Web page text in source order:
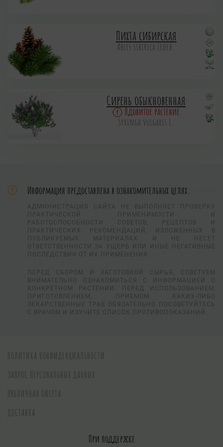
Пихта сибирская
Abies sibirica Ledeb.
Сирень обыкновенная
Ядовитое растение
Syringa vulgaris L.
Информация предоставлена в ознакомительных целях.
АДМИНИСТРАЦИЯ САЙТА НЕ ВЫПОЛНЯЕТ ПРОВЕРКУ
ПРАКТИЧЕСКОЙ ПРИМЕНИМОСТИ И
РАБОТОСПОСОБНОСТИ СОВЕТОВ, РЕЦЕПТОВ И
ПРАКТИЧЕСКИХ РЕКОМЕНДАЦИЙ, ИЗЛОЖЕННЫХ В
ПУБЛИКУЕМЫХ МАТЕРИАЛАХ И НЕ НЕСЕТ
ОТВЕТСТВЕННОСТИ ЗА УЩЕРБ ИЛИ ИНЫЕ НЕГАТИВНЫЕ
ПОСЛЕДСТВИЯ ОТ ИХ ПРИМЕНЕНИЯ.
ПЕРЕД СБОРОМ И ЗАГОТОВКОЙ СЫРЬЯ, СОВЕТУЕМ
ВНИМАТЕЛЬНО ОЗНАКОМИТЬСЯ С ИНФОРМАЦИЕЙ О
КОНКРЕТНОМ РАСТЕНИИ. ПЕРЕД ИСПОЛЬЗОВАНИЕМ,
ПРИГОТОВЛЕНИЕМ, ПРИЕМОМ КАКИХ-ЛИБО
ЛЕКАРСТВЕННЫХ ТРАВ ОБЯЗАТЕЛЬНО ПОСОВЕТУЙТЕСЬ
С ВРАЧОМ И ИЗУЧИТЕ СПИСОК ПРОТИВОПОКАЗАНИЙ.
ПОЛИТИКА КОНФИДЕНЦИАЛЬНОСТИ
ЗАПРОС ПЕРСОНАЛЬНЫХ ДАННЫХ
ПУБЛИЧНАЯ ОФЕРТА
ДОСТАВКА
При поддержке